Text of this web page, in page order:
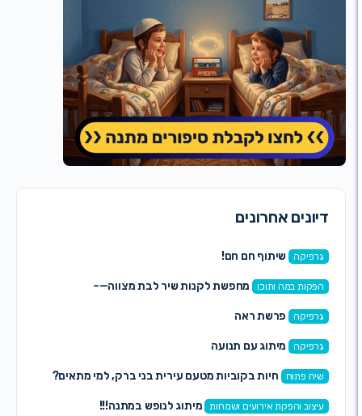
אחרונים
שיתוף חם חם!
במה ותוכן מחפשת לקנות שיר לבת מצווה—–
פרשת ראה
מיתוג עם תנועה
חיות בקוביות מטעם עירית בני ברק, למי מתאים?
והפקת אירועים ושמחות מיתוג לנופש במתנה!!!